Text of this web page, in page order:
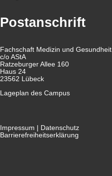
Postanschrift
Fachschaft Medizin und Gesundheit
c/o AStA
Ratzeburger Allee 160
Haus 24
23562 Lübeck
Lageplan des Campus
Impressum | Datenschutz
Barrierefreiheitserklärung